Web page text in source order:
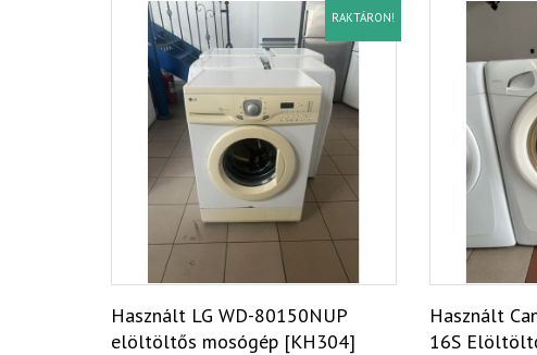
RAKTÁRON!
Használt LG WD-80150NUP
elöltöltős mosógép [KH304]
Használt
16S